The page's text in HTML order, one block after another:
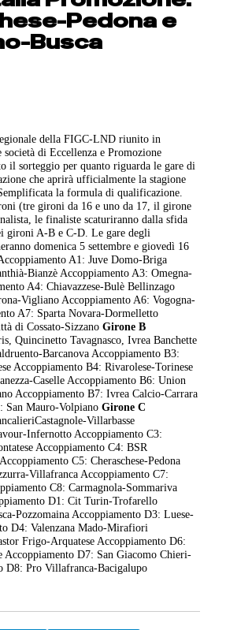
Pedona e
Busca
della FIGC-LND riunito in
società di Eccellenza e Promozione
il sorteggio per quanto riguarda le gare di
che aprirà ufficialmente la stagione
la formula di qualificazione.
(tre gironi da 16 e uno da 17, il girone
le finaliste scaturiranno dalla sfida
gironi A-B e C-D. Le gare degli
domenica 5 settembre e giovedì 16
A1: Juve Domo-Briga
Bianzè Accoppiamento A3: Omegna-
A4: Chiavazzese-Bulè Bellinzago
Vigliano Accoppiamento A6: Vogogna-
A7: Sparta Novara-Dormelletto
di Cossato-SizzanoGirone B
Quincinetto Tavagnasco, Ivrea Banchette
Barcanova Accoppiamento B3:
Accoppiamento B4: Rivarolese-Torinese
Caselle Accoppiamento B6: Union
Accoppiamento B7: Ivrea Calcio-Carrara
San Mauro-VolpianoGirone C
Villarbasse
Infernotto Accoppiamento C3:
Accoppiamento C4: BSR
C5: Cheraschese-Pedona
Villafranca Accoppiamento C7:
C8: Carmagnola-Sommariva
D1: Cit Turin-Trofarello
Pozzomaina Accoppiamento D3: Luese-
D4: Valenzana Mado-Mirafiori
Frigo-Arquatese Accoppiamento D6:
Accoppiamento D7: San Giacomo Chieri-
D8: Pro Villafranca-Bacigalupo